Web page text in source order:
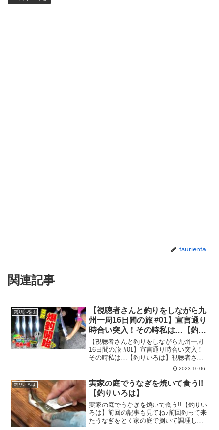
tsurienta
関連記事
釣りいろは
【視聴者さんと釣りをしながら九
州一周16日間の旅 #01】宣言通り
時合い突入！その時私は…【釣り
いろは】
【視聴者さんと釣りをしながら九州一周
16日間の旅 #01】宣言通り時合い突入！
その時私は…【釣りいろは】視聴者さん
と釣りをしながら九州一周16日間の旅#1
長崎県の視聴者さんと太刀魚釣り！視聴
者さん達が太刀魚を沢山釣る中でとくさ
んは…釣りいろ...
2023.10.06
釣りいろは
実家の庭でうなぎを焼いて食う!!
【釣りいろは】
実家の庭でうなぎを焼いて食う!!【釣りい
ろは】前回の記事も見てね♪前回釣って来
たうなぎをとく家の庭で捌いて調理しま